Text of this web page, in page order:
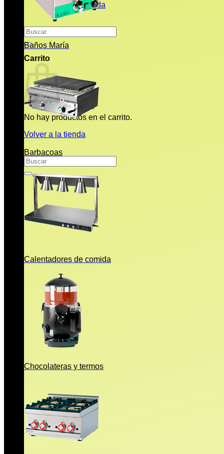
Volver a la tienda
Buscar
por:
Carrito
No hay productos en el carrito.
Volver a la tienda
Buscar
por:
Baños María
Barbacoas
Calentadores de comida
Chocolateras y termos